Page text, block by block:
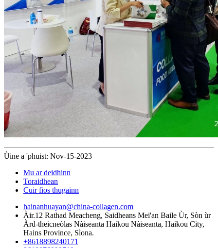
Ùine a 'phuist: Nov-15-2023
Mu ar deidhinn
Toraidhean
Cuir fios thugainn
hainanhuayan@china-collagen.com
Àir.12 Rathad Meacheng, Saidheans Mei'an Baile Ùr, Sòn ùr
Àrd-theicneòlas Nàiseanta Haikou Nàiseanta, Haikou City,
Hains Province, Sìona.
+8618898240171